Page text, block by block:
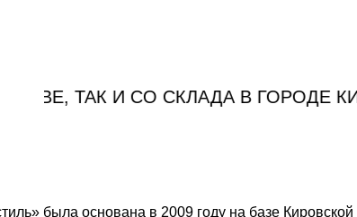
была основана в 2009 году на базе Кировской
И СО СКЛАДА В ГОРОДЕ КИРОВ